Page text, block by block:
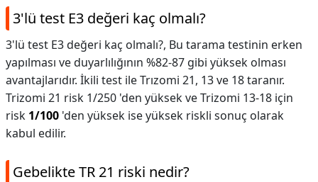
3'lü test E3 değeri kaç olmalı?
3'lü test E3 değeri kaç olmalı?, Bu tarama testinin erken
yapılması ve duyarlılığının %82-87 gibi yüksek olması
avantajlarıdır. İkili test ile Trızomi 21, 13 ve 18 taranır.
Trizomi 21 risk 1/250 'den yüksek ve Trizomi 13-18 için
risk 1/100 'den yüksek ise yüksek riskli sonuç olarak
kabul edilir.
Gebelikte TR 21 riski nedir?